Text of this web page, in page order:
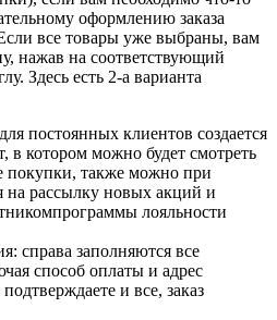
оформлению заказа
все товары уже выбраны, вам
нажав на соответствующий
Здесь есть 2-а варианта
постоянных клиентов создается
в котором можно будет смотреть
покупки, также можно при
на рассылку новых акций и
лояльности
справа заполняются все
способ оплаты и адрес
и все, заказ